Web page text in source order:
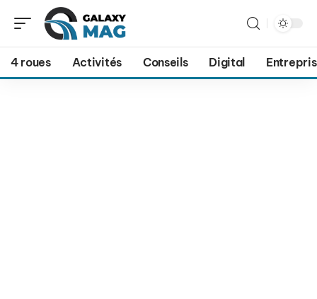
4 roues Activités Conseils Digital